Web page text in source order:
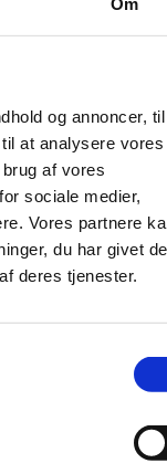
og annoncer,
at analysere vores
af vores
sociale medier,
Vores partnere
du har givet
deres tjenester.